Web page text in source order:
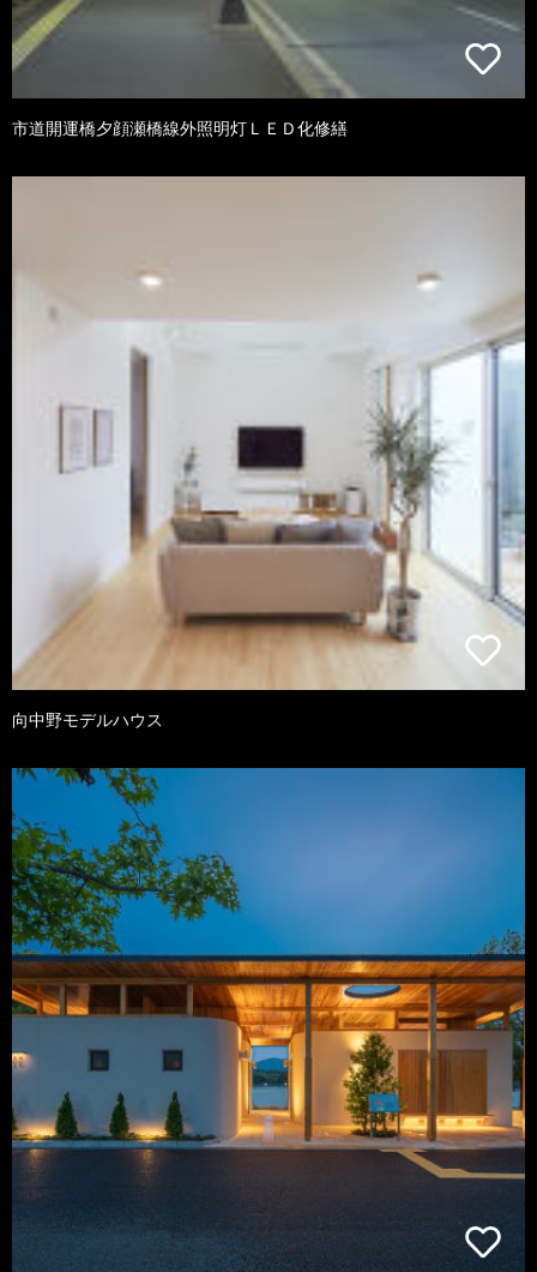
市道開運橋夕顔瀬橋線外照明灯ＬＥＤ化修繕
向中野モデルハウス